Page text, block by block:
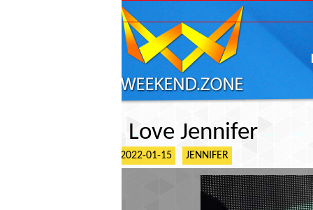
ГЛАВНАЯ
Love Jennifer